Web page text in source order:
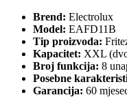
Brend: Electrolux
Model: EAFD11B
Tip proizvoda:
Kapacitet: XXL
Broj funkcija: 8
Posebne
Garancija: 60